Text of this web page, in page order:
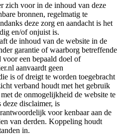
zich voor in de inhoud van deze
bronnen, regelmatig te
deze zorg en aandacht is het
en/of onjuist is.
de inhoud van de website in de
garantie of waarborg betreffende
een bepaald doel of
aanvaardt geen
is of dreigt te worden toegebracht
verband houdt met het gebruik
de onmogelijkheid de website te
disclaimer, is
voor kenbaar aan de
van derden. Koppeling houdt
in.